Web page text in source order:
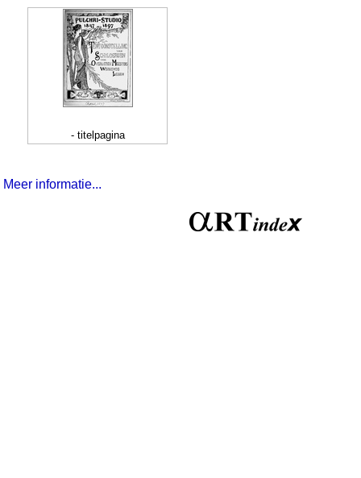
- titelpagina
Meer informatie...